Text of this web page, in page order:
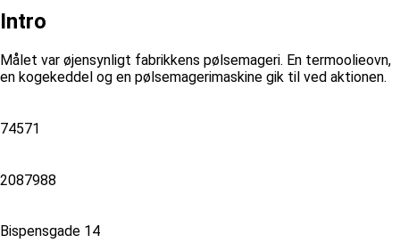
Intro
Målet var øjensynligt fabrikkens pølsemageri. En termoolieovn,
en kogekeddel og en pølsemagerimaskine gik til ved aktionen.
74571
2087988
Bispensgade 14